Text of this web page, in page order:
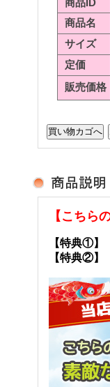
商品ID
商品名
サイズ
定価
販売価格
【こちら
【特典①
【特典②